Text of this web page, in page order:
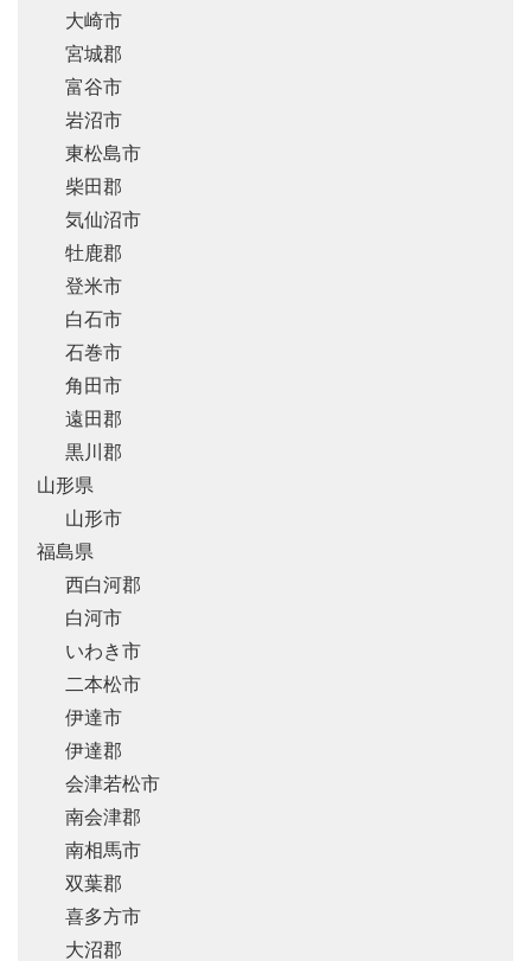
大崎市
宮城郡
富谷市
岩沼市
東松島市
柴田郡
気仙沼市
牡鹿郡
登米市
白石市
石巻市
角田市
遠田郡
黒川郡
山形県
山形市
福島県
西白河郡
白河市
いわき市
二本松市
伊達市
伊達郡
会津若松市
南会津郡
南相馬市
双葉郡
喜多方市
大沼郡